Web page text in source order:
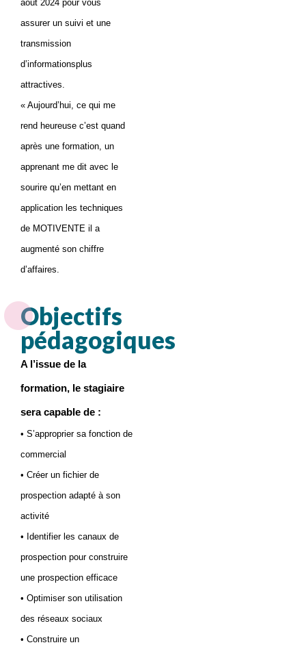
août 2024 pour vous
assurer un suivi et une
transmission
d’informationsplus
attractives.
« Aujourd’hui, ce qui me
rend heureuse c’est quand
après une formation, un
apprenant me dit avec le
sourire qu’en mettant en
application les techniques
de MOTIVENTE il a
augmenté son chiffre
d’affaires.
Objectifs
pédagogiques
A l’issue de la
formation, le stagiaire
sera capable de :
• S’approprier sa fonction de
commercial
• Créer un fichier de
prospection adapté à son
activité
• Identifier les canaux de
prospection pour construire
une prospection efficace
• Optimiser son utilisation
des réseaux sociaux
• Construire un